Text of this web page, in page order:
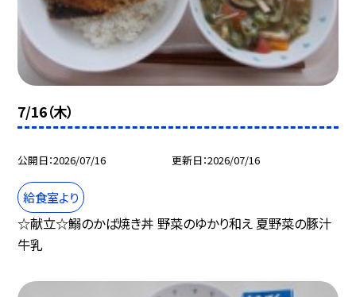
7/16（木）
公開日 2026/07/16 更新日 2026/07/16
給食室より
☆献立☆鰯のかば焼き丼 野菜のゆかり和え 夏野菜の豚汁
牛乳